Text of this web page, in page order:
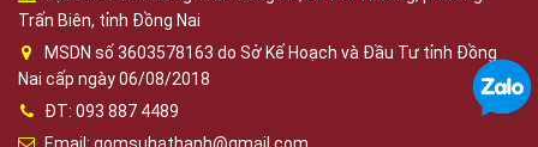
Trấn Biên, tỉnh Đồng Nai
MSDN số 3603578163 do Sở Kế Hoạch và Đầu Tư tỉnh Đồng
Nai cấp ngày 06/08/2018
ĐT: 093 887 4489